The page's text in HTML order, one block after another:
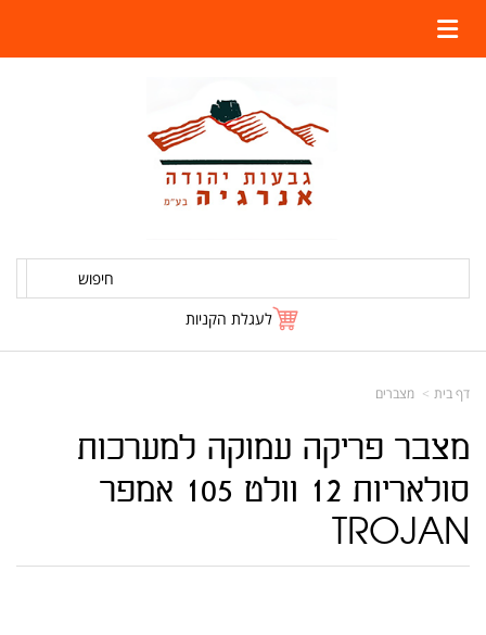
חיפוש
לעגלת הקניות
דף בית מצברים
מצבר פריקה עמוקה למערכות
סולאריות 12 וולט 105 אמפר
TROJAN